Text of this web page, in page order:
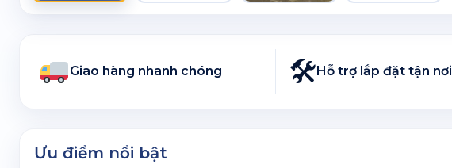
Giao hàng nhanh chóng 🛠 Hỗ trợ lắp đặt tận nơi
Ưu điểm nổi bật